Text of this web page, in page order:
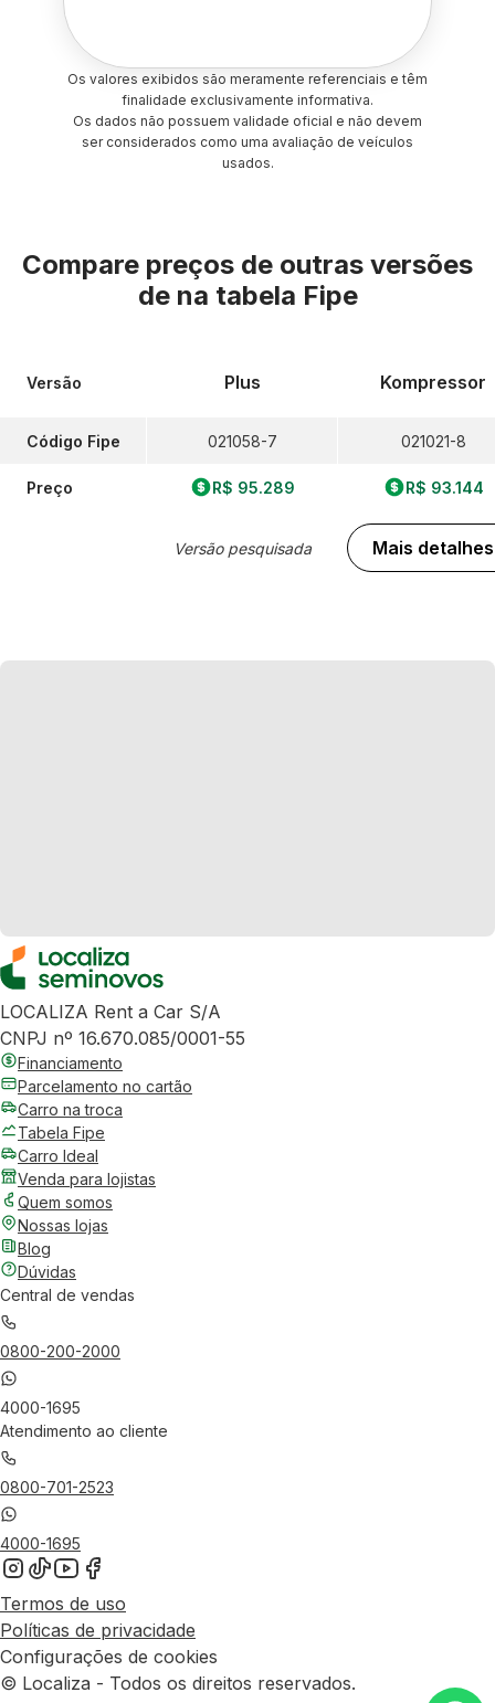
Os valores exibidos são meramente referenciais e têm
finalidade exclusivamente informativa.
Os dados não possuem validade oficial e não devem
ser considerados como uma avaliação de veículos
usados.
Compare preços de outras versões
de na tabela Fipe
Versão
Código Fipe
Preço
Plus
021058-7
R$ 95.289
Versão pesquisada
Kompressor
021021-8
R$ 93.144
Mais detalhes
LOCALIZA Rent a Car S/A
CNPJ nº 16.670.085/0001-55
Financiamento
Parcelamento no cartão
Carro na troca
Tabela Fipe
Carro Ideal
Venda para lojistas
Quem somos
Nossas lojas
Blog
Dúvidas
Central de vendas
0800-200-2000
4000-1695
Atendimento ao cliente
0800-701-2523
4000-1695
Termos de uso
Políticas de privacidade
Configurações de cookies
© Localiza - Todos os direitos reservados.